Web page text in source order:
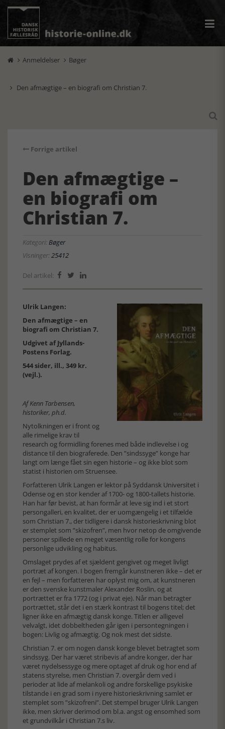
 Anmeldelser  Bøger
 Den afmægtige – en biografi om Christian 7.

Forrige artikel
Den afmægtige –
en biografi om
Christian 7.
Kategori:Bøger
Visninger:25412
Del artikel:   
Ulrik Langen:
Den afmægtige – en
biografi om Christian 7.
Udgivet af Jyllands-
Postens Forlag.
544 sider, ill., 349 kr.
(vejl.).
Af Kenn Tarbensen,
historiker, ph.d.
Nytolkningen er i front og
alle rimelige krav til
research og formidling forenes med både indlevelse i og
distance til den biograferede. Den ”sindssyge” konge har
langt om længe fået sin egen historie – og ikke blot som
statist i historien om Struensee.
Forfatteren Ulrik Langen er lektor på Syddansk Universitet i
Odense og en stor kender af 1700- og 1800-tallets historie.
Han har før bevist, at han formår at leve sig ind i et stort
persongalleri, en kvalitet, der er uomgængelig i et tilfælde
som Christian 7., der tidligere i dansk historieskrivning blot
er stemplet som ”skizofren”, men hvor netop de omgivende
personer spillede en meget væsentlig rolle for kongens
personlige udvikling og habitus.
Omslaget prydes af et sjældent gengivet og meget livligt
portræt af kongen. I bogen fremgår kunstneren ikke – det er
en fejl – men forfatteren har oplyst mig om, at kunstneren
er den svenske kunstmaler Alexander Roslin, og at
portrættet er fra 1772 (og i privat eje). Når man betragter
portrættet, står det i en stærk kontrast til bogens titel; det
ligner ikke en afmægtig dansk konge. Titlen er alligevel
velvalgt, idet dobbeltheden går igen i persontegningen i
bogen: Livlig og afmægtig. Og nok mest det sidste.
Christian 7. er om nogen dansk konge blevet betragtet som
sindssyg. Der har været stribevis af andre konger, der har
været nydelsessyge og mere optaget af druk og hor end af
statens styrelse, men Christian 7. overgår dem ved i
perioder at lide af melankoli og andre forskellige psykiske
tilstande i en grad som i nyere historieskrivning samlet er
stemplet som ”skizofreni”. Det stempel bruger Ulrik Langen
ikke, men skriver derimod om bl.a. angst og ensomhed som
et grundvilkår i Christian 7.s liv.